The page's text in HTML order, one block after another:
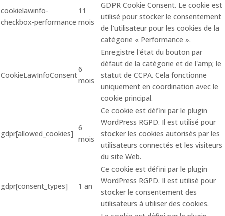
cookielawinfo-
checkbox-performance
11
mois
GDPR Cookie Consent. Le cookie est
utilisé pour stocker le consentement
de l'utilisateur pour les cookies de la
catégorie « Performance ».
CookieLawInfoConsent
6
mois
Enregistre l'état du bouton par
défaut de la catégorie et de l'amp; le
statut de CCPA. Cela fonctionne
uniquement en coordination avec le
cookie principal.
gdpr[allowed_cookies]
6
mois
Ce cookie est défini par le plugin
WordPress RGPD. Il est utilisé pour
stocker les cookies autorisés par les
utilisateurs connectés et les visiteurs
du site Web.
gdpr[consent_types] 1 an
Ce cookie est défini par le plugin
WordPress RGPD. Il est utilisé pour
stocker le consentement des
utilisateurs à utiliser des cookies.